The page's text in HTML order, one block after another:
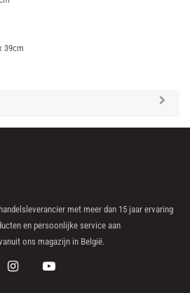
39cm
met meer dan 15 jaar ervaring
en persoonlijke service aan
ons magazijn in België.